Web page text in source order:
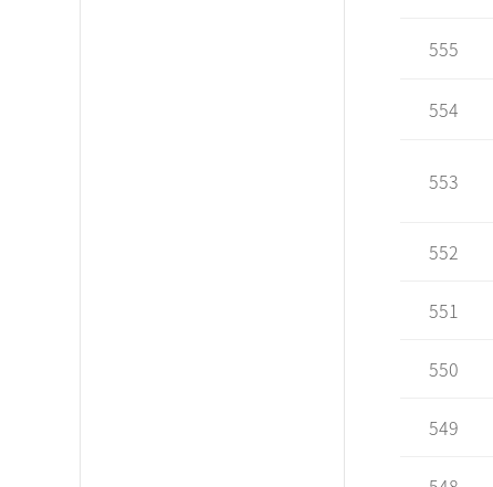
555
554
553
552
551
550
549